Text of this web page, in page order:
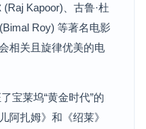
Kapoor)、古鲁·杜
Roy) 等著名电影
相关且旋律优美的电
宝莱坞“黄金时代”的
阿扎姆》和《绍莱》